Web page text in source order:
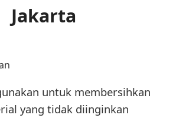
Jakarta
untuk membersihkan
yang tidak diinginkan